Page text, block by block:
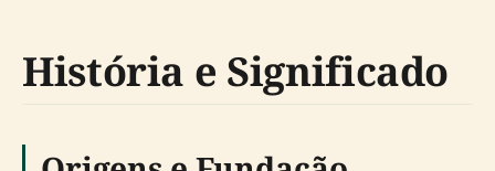
História e Significado